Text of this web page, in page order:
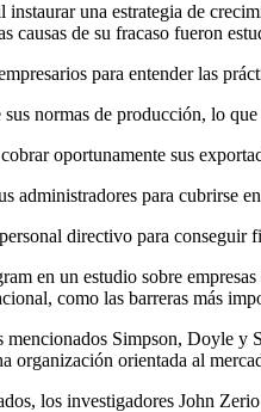
instaurar una estrategia de
causas de su fracaso fueron
para entender las
normas de producción, lo
oportunamente sus
administradores para cubrirse
directivo para conseguir
en un estudio sobre
como las barreras más
mencionados Simpson, Doyle y
organización orientada al
los investigadores John